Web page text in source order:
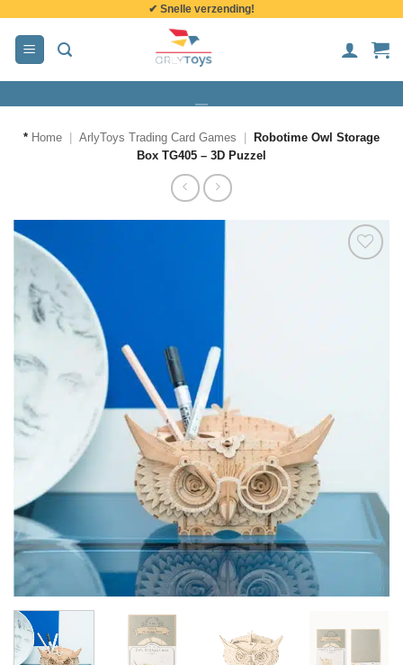
inhoud
✔ Snelle verzending!
* Home ArlyToys Trading Card Games
Robotime Owl Storage
Box TG405 – 3D Puzzel